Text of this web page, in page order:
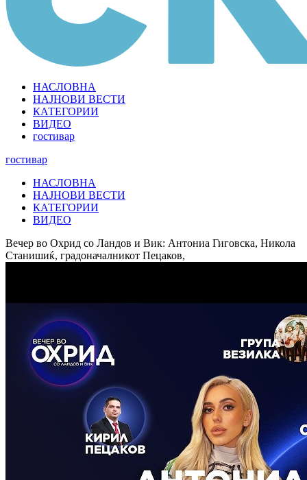
НАСЛОВНА
НАЈНОВИ ВЕСТИ
КАТЕГОРИИ
ВИДЕО
гостивар
гостивар
НАСЛОВНА
НАЈНОВИ ВЕСТИ
КАТЕГОРИИ
ВИДЕО
Вечер во Охрид со Ландов и Вик: Антониа Гиговска, Никола
Станишиќ, градоначалникот Пецаков,